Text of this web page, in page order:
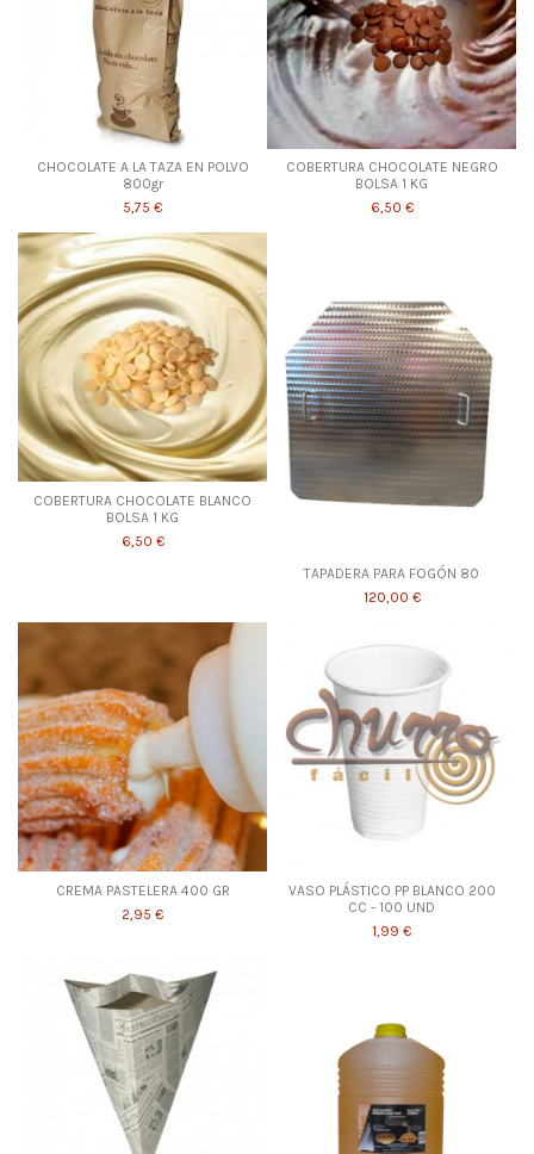
CHOCOLATE A LA TAZA EN POLVO
800gr
5,75 €
COBERTURA CHOCOLATE NEGRO
BOLSA 1 KG
6,50 €
COBERTURA CHOCOLATE BLANCO
BOLSA 1 KG
6,50 €
TAPADERA PARA FOGÓN 80
120,00 €
CREMA PASTELERA 400 GR
2,95 €
VASO PLÁSTICO PP BLANCO 200
CC - 100 UND
1,99 €